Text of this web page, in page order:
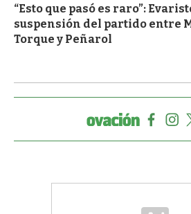
“Esto que pasó es raro”:
suspensión del partido entre
Torque y Peñarol